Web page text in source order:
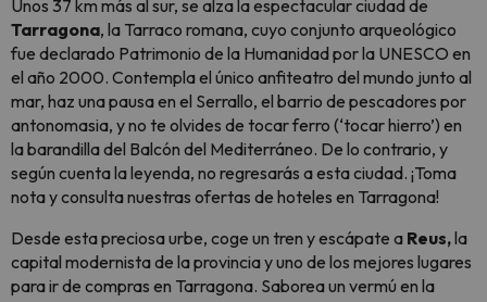
Unos 37 km más al sur, se alza la espectacular ciudad de
Tarragona, la Tarraco romana, cuyo conjunto arqueológico
fue declarado Patrimonio de la Humanidad por la UNESCO en
el año 2000. Contempla el único anfiteatro del mundo junto al
mar, haz una pausa en el Serrallo, el barrio de pescadores por
antonomasia, y no te olvides de tocar ferro (‘tocar hierro’) en
la barandilla del Balcón del Mediterráneo. De lo contrario, y
según cuenta la leyenda, no regresarás a esta ciudad. ¡Toma
nota y consulta nuestras ofertas de hoteles en Tarragona!
Desde esta preciosa urbe, coge un tren y escápate a Reus,la
capital modernista de la provincia y uno de los mejores lugares
para ir de compras en Tarragona. Saborea un vermú en la